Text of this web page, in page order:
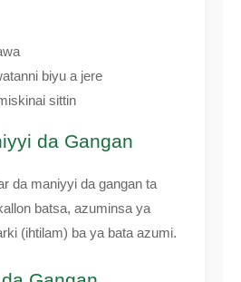
biyu a jere
sittin
da Gangan
da maniyyi da gangan ta
batsa, azuminsa ya
(ihtilam) ba ya bata azumi.